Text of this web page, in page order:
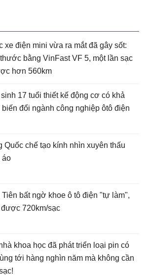
xe điện mini vừa ra mắt đã gây sốt:
bằng VinFast VF 5, một lần sạc
hơn 560km
sinh 17 tuổi thiết kế động cơ có khả
biến đổi ngành công nghiệp ôtô điện
Quốc chế tạo kính nhìn xuyên thấu
áo
Tiên bất ngờ khoe ô tô điện "tự làm",
720km/sạc
khoa học đã phát triển loại pin có
tới hàng nghìn năm mà không cần